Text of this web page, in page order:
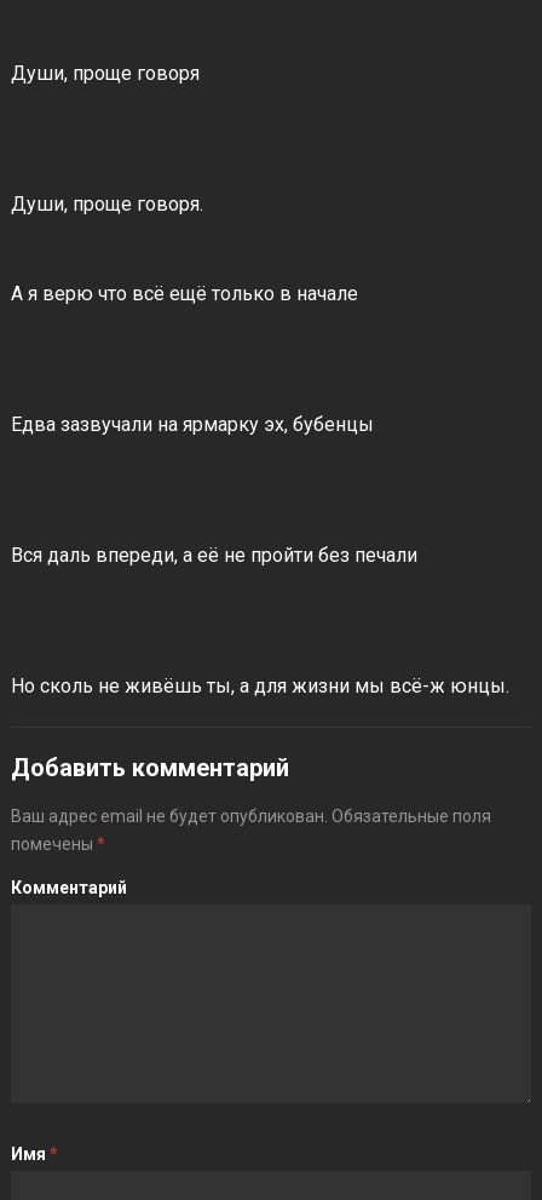
Души, проще говоря
Души, проще говоря.
А я верю что всё ещё только в начале
Едва зазвучали на ярмарку эх, бубенцы
Вся даль впереди, а её не пройти без печали
Но сколь не живёшь ты, а для жизни мы всё-ж юнцы.
Добавить комментарий
Ваш адрес email не будет опубликован. Обязательные поля
помечены *
Комментарий
Имя *